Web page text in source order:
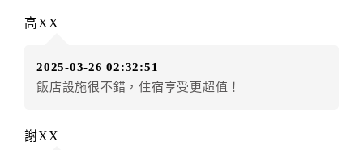
房者應補足差額。（限原訂飯店）
房者不得要求退其差額。（限原訂飯店）
◎住房日10天前辦理者，訂單費用扣除總計0%為手續費
高XX
2025-03-26 02:32:51
飯店設施很不錯，住宿享受更超值！
謝XX